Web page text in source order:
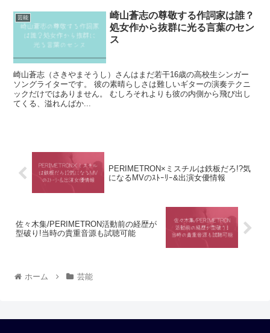
芸能
崎山蒼志の尊敬する作詞家は誰？
処女作から抜群に光る言葉のセン
ス
崎山蒼志（さきやまそうし）さんはまだ若干16歳の高校生シンガー
ソングライターです。 彼の素晴らしさは難しいギターの演奏テクニ
ックだけではありません。 むしろそれよりも彼の内側から飛び出し
てくる、溢れんばか...
PERIMETRON×ミスチルは鉄板だろ!?気
になるMVのｽﾄｰﾘｰ&出演女優情報
佐々木集/PERIMETRON活動前の経歴が
型破り!当時の貴重音源も試聴可能
ホーム 芸能